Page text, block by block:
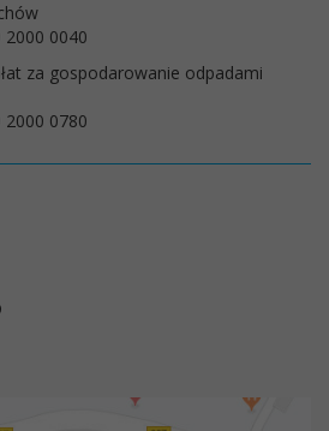
2000 0040
za gospodarowanie odpadami
2000 0780